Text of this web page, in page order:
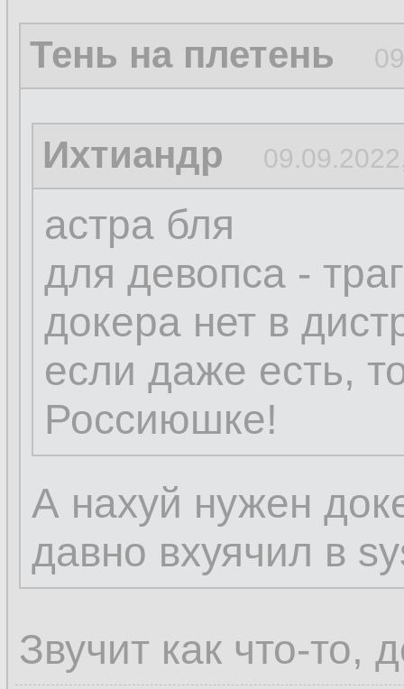
Тень на плетень
Ихтиандр
астра бля
для девопса -
докера нет в
если даже есть,
Россиюшке!
А нахуй нужен
давно вхуячил в
Звучит как что-то,